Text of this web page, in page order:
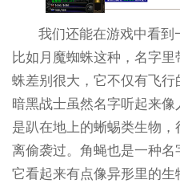
我们还能在游戏中看到
比如月魔蜘蛛这种，名字
蛛差别很大，它不仅有飞行
暗黑战士虽然名字听起来
是趴在地上的蜥蜴类生物
离偷袭过。角蝇也是一种名
它看起来有点像异形里的